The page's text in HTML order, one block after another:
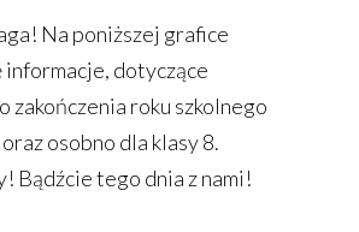
Na poniższej grafice
informacje, dotyczące
zakończenia roku szkolnego
osobno dla klasy 8.
Bądźcie tego dnia z nami!